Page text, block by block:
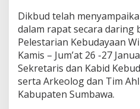
C
a
g
a
r
B
u
d
Dikbud telah
dalam rapat secara daring
Pelestarian Kebudayaan
Kamis – Jum’at 26 -27
Sekretaris dan Kabid
serta Arkeolog dan Tim
Kabupaten Sumbawa.